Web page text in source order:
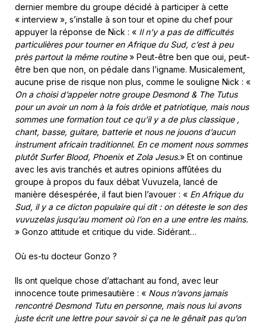
dernier membre du groupe décidé à participer à cette
« interview », s’installe à son tour et opine du chef pour
appuyer la réponse de Nick : « Il n’y a pas de difficultés
particulières pour tourner en Afrique du Sud, c’est à peu
près partout la même routine» Peut-être ben que oui, peut-
être ben que non, on pédale dans l’igname. Musicalement,
aucune prise de risque non plus, comme le souligne Nick : «
On a choisi d’appeler notre groupe Desmond & The Tutus
pour un avoir un nom à la fois drôle et patriotique, mais nous
sommes une formation tout ce qu’il y a de plus classique ,
chant, basse, guitare, batterie et nous ne jouons d’aucun
instrument africain traditionnel. En ce moment nous sommes
plutôt Surfer Blood, Phoenix et Zola Jesus.» Et on continue
avec les avis tranchés et autres opinions affûtées du
groupe à propos du faux débat Vuvuzela, lancé de
manière désespérée, il faut bien l’avouer : « En Afrique du
Sud, il y a ce dicton populaire qui dit : on déteste le son des
vuvuzelas jusqu’au moment où l’on en a une entre les mains.
» Gonzo attitude et critique du vide. Sidérant…
Où es-tu docteur Gonzo ?
Ils ont quelque chose d’attachant au fond, avec leur
innocence toute primesautière : « Nous n’avons jamais
rencontré Desmond Tutu en personne, mais nous lui avons
juste écrit une lettre pour savoir si ça ne le gênait pas qu’on